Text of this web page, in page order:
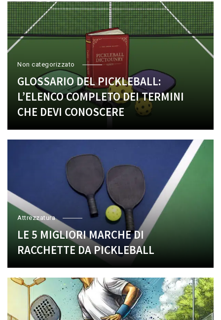
Non categorizzato
GLOSSARIO DEL PICKLEBALL:
L’ELENCO COMPLETO DEI TERMINI
CHE DEVI CONOSCERE
Attrezzatura
LE 5 MIGLIORI MARCHE DI
RACCHETTE DA PICKLEBALL